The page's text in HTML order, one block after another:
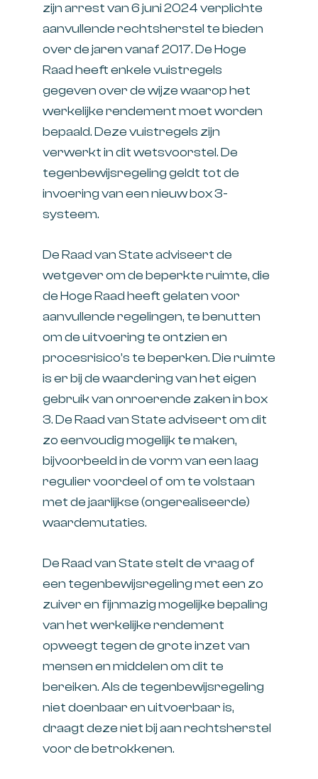
zijn arrest van 6 juni 2024 verplichte
aanvullende rechtsherstel te bieden
over de jaren vanaf 2017. De Hoge
Raad heeft enkele vuistregels
gegeven over de wijze waarop het
werkelijke rendement moet worden
bepaald. Deze vuistregels zijn
verwerkt in dit wetsvoorstel. De
tegenbewijsregeling geldt tot de
invoering van een nieuw box 3-
systeem.
De Raad van State adviseert de
wetgever om de beperkte ruimte, die
de Hoge Raad heeft gelaten voor
aanvullende regelingen, te benutten
om de uitvoering te ontzien en
procesrisico’s te beperken. Die ruimte
is er bij de waardering van het eigen
gebruik van onroerende zaken in box
3. De Raad van State adviseert om dit
zo eenvoudig mogelijk te maken,
bijvoorbeeld in de vorm van een laag
regulier voordeel of om te volstaan
met de jaarlijkse (ongerealiseerde)
waardemutaties.
De Raad van State stelt de vraag of
een tegenbewijsregeling met een zo
zuiver en fijnmazig mogelijke bepaling
van het werkelijke rendement
opweegt tegen de grote inzet van
mensen en middelen om dit te
bereiken. Als de tegenbewijsregeling
niet doenbaar en uitvoerbaar is,
draagt deze niet bij aan rechtsherstel
voor de betrokkenen.